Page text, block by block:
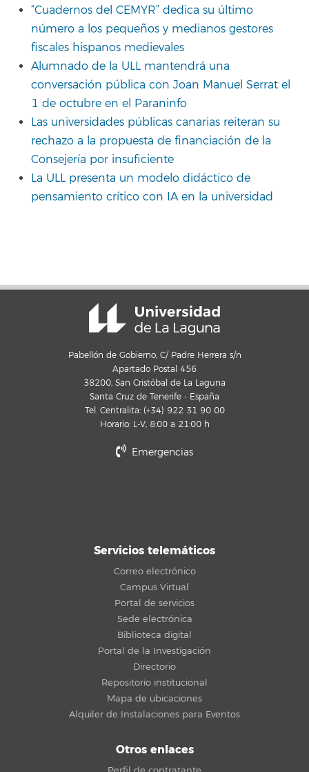
“Cuadernos del CEMYR” dedica su último
número a los pequeños y medianos gestores
fiscales hispanos medievales
Alumnado de la ULL mantendrá una
conversación pública con Joan Manuel Serrat el
1 de octubre en el Paraninfo
Las universidades públicas canarias reiteran su
rechazo a la propuesta de financiación de la
Consejería por insuficiente
La ULL presenta un modelo didáctico de
pensamiento crítico con IA en la universidad
Pabellón de Gobierno, C/ Padre Herrera s/n
Apartado Postal 456
38200, San Cristóbal de La Laguna
Santa Cruz de Tenerife - España
Tel. Centralita: (+34) 922 31 90 00
Horario: L-V, 8:00 a 21:00 h
Emergencias
Servicios telemáticos
Correo electrónico
Campus Virtual
Portal de servicios
Sede electrónica
Biblioteca digital
Portal de la Investigación
Directorio
Repositorio institucional
Mapa de ubicaciones
Alquiler de Instalaciones para Eventos
Otros enlaces